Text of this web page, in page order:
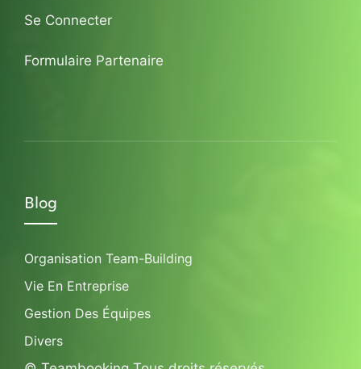
Se Connecter
Formulaire Partenaire
Blog
Organisation Team-Building
Vie En Entreprise
Gestion Des Équipes
Divers